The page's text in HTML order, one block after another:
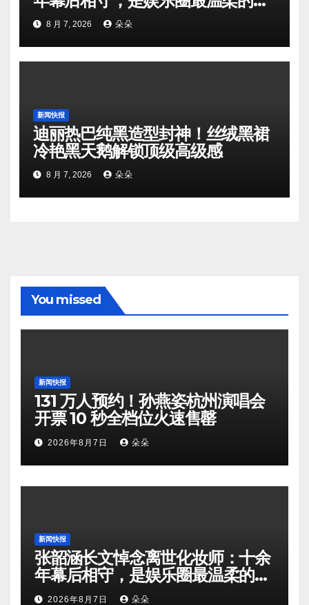
向奔赴
8 月 7, 2026 朵朵
新闻快报
迪丽热巴纯黑造型封神！丝绒黑裙
冷艳黑天鹅解锁顶级高级感
8 月 7, 2026 朵朵
You missed
新闻快报
131 万人预约！孙燕姿杭州演唱会
开票 10 秒全档位火速售罄
2026年8月7日 朵朵
新闻快报
张韶涵长文悼念离世化妆师：十余
年幕后相守，是娱乐圈最温柔的双
向奔赴
2026年8月7日 朵朵